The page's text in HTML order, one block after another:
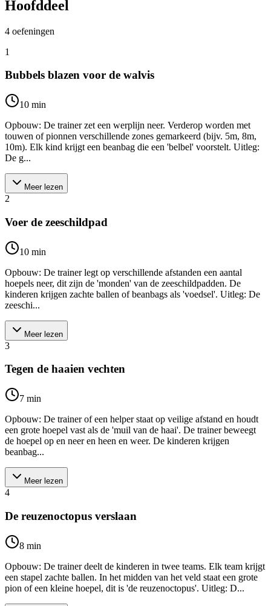
Hoofddeel
4 oefeningen
1
Bubbels blazen voor de walvis
10 min
Opbouw: De trainer zet een werplijn neer. Verderop worden met
touwen of pionnen verschillende zones gemarkeerd (bijv. 5m, 8m,
10m). Elk kind krijgt een beanbag die een 'belbel' voorstelt. Uitleg:
De g...
Meer lezen
2
Voer de zeeschildpad
10 min
Opbouw: De trainer legt op verschillende afstanden een aantal
hoepels neer, dit zijn de 'monden' van de zeeschildpadden. De
kinderen krijgen zachte ballen of beanbags als 'voedsel'. Uitleg: De
zeeschi...
Meer lezen
3
Tegen de haaien vechten
7 min
Opbouw: De trainer of een helper staat op veilige afstand en houdt
een grote hoepel vast als de 'muil van de haai'. De trainer beweegt
de hoepel op en neer en heen en weer. De kinderen krijgen
beanbag...
Meer lezen
4
De reuzenoctopus verslaan
8 min
Opbouw: De trainer deelt de kinderen in twee teams. Elk team krijgt
een stapel zachte ballen. In het midden van het veld staat een grote
pion of een kleine hoepel, dit is 'de reuzenoctopus'. Uitleg: D...